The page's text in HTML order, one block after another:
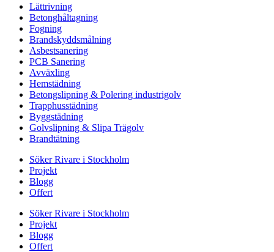
Lättrivning
Betonghåltagning
Fogning
Brandskyddsmålning
Asbestsanering
PCB Sanering
Avväxling
Hemstädning
Betongslipning & Polering industrigolv
Trapphusstädning
Byggstädning
Golvslipning & Slipa Trägolv
Brandtätning
Söker Rivare i Stockholm
Projekt
Blogg
Offert
Söker Rivare i Stockholm
Projekt
Blogg
Offert